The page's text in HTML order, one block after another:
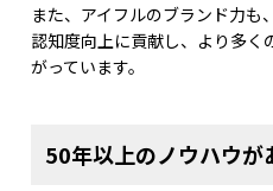
また、アイフルのブランド力も
認知度向上に貢献し、より多く
がっています。
50年以上のノウハウが